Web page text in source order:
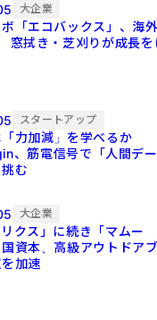
大企業
「エコバックス」、海
拭き・芝刈りが成長を
スタートアップ
「力加減」を学べるか
、筋電信号で「人間デー
む
大企業
クス」に続き「マムー
資本、高級アウトドア
加速